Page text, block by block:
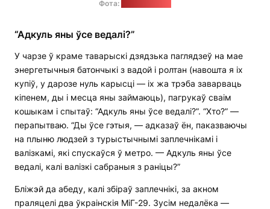
Фота:
“Адкуль яны ўсе ведалі?”
У чарзе ў краме таварыскі дзядзька паглядзеў на мае
энергетычныя батончыкі з вадой і ролтан (навошта я іх
купіў, у дарозе нуль карысці — іх жа трэба заварваць
кіпенем, ды і месца яны займаюць), пагрукаў сваім
кошыкам і спытаў: “Адкуль яны ўсе ведалі?”. “Хто?” —
перапытваю. “Ды ўсе гэтыя, — адказаў ён, паказваючы
на плыню людзей з турыстычнымі заплечнікамі і
валізкамі, які спускаўся ў метро. — Адкуль яны ўсе
ведалі, калі валізкі сабраныя з раніцы?”
Бліжэй да абеду, калі збіраў заплечнікі, за акном
праляцелі два ўкраінскія МіГ-29. Зусім недалёка —